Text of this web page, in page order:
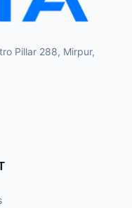
Pillar 288, Mirpur,